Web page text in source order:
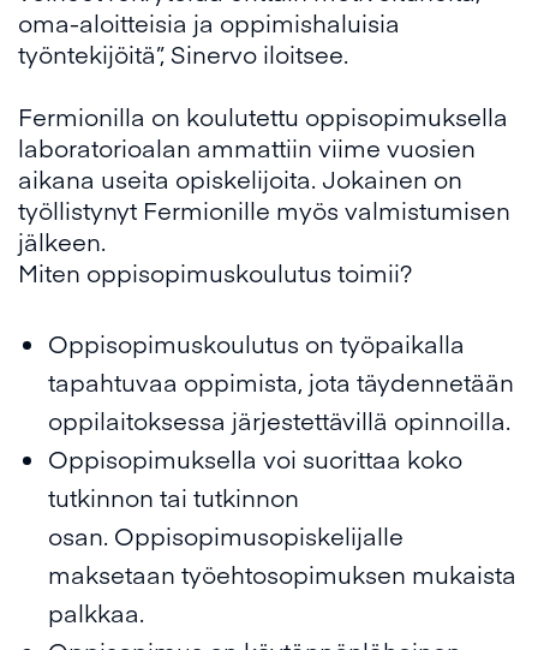
oma-aloitteisia ja oppimishaluisia
työntekijöitä”, Sinervo iloitsee.
Fermionilla on koulutettu oppisopimuksella
laboratorioalan ammattiin viime vuosien
aikana useita opiskelijoita. Jokainen on
työllistynyt Fermionille myös valmistumisen
jälkeen.
Miten oppisopimuskoulutus toimii?
Oppisopimuskoulutus on työpaikalla
tapahtuvaa oppimista, jota täydennetään
oppilaitoksessa järjestettävillä opinnoilla.
Oppisopimuksella voi suorittaa koko
tutkinnon tai tutkinnon
osan. Oppisopimusopiskelijalle
maksetaan työehtosopimuksen mukaista
palkkaa.